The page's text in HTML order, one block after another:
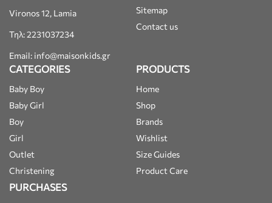
Vironos 12, Lamia
Τηλ: 2231037234
Email: info@maisonkids.gr
Sitemap
Contact us
CATEGORIES
Baby Boy
Baby Girl
Boy
Girl
Outlet
Christening
PRODUCTS
Home
Shop
Brands
Wishlist
Size Guides
Product Care
PURCHASES